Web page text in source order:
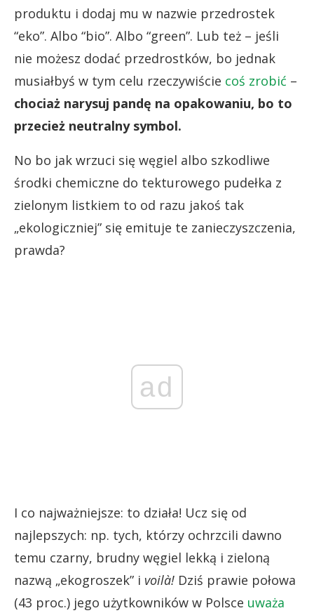
produktu i dodaj mu w nazwie przedrostek
“eko”. Albo “bio”. Albo “green”. Lub też – jeśli
nie możesz dodać przedrostków, bo jednak
musiałbyś w tym celu rzeczywiście coś zrobić –
chociaż narysuj pandę na opakowaniu, bo to
przecież neutralny symbol.
No bo jak wrzuci się węgiel albo szkodliwe
środki chemiczne do tekturowego pudełka z
zielonym listkiem to od razu jakoś tak
„ekologiczniej” się emituje te zanieczyszczenia,
prawda?
ad
I co najważniejsze: to działa! Ucz się od
najlepszych: np. tych, którzy ochrzcili dawno
temu czarny, brudny węgiel lekką i zieloną
nazwą „ekogroszek” i voilà! Dziś prawie połowa
(43 proc.) jego użytkowników w Polsce uważa